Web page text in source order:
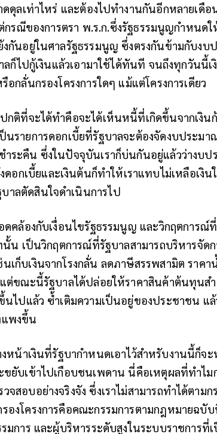
ดดุลเท่าไหร่ และต้องไปทำงานกันอีกหลายเดื
กรณีของการตรา พ.ร.ก.ซึ่งรัฐธรรมนูญกำหนดใ
กันอยู่ในศาลรัฐธรรมนูญ ซึ่งตรงกันข้ามกับงบ
ไปกู้เงินแล้วเอามาใช้ได้ทันที จนถึงทุกวันนี้เ
กลั่นกรองโครงการใดๆ แม้แต่โครงการเดียว
กติที่จะได้ทำคือจะได้เห็นหนี้ที่เกิดขึ้นจากเงิน
รายการดอกเบี้ยที่รัฐบาลจะต้องจัดงบประมา
ระคืน ซึ่งในปัจจุบันเราก็บ่นกันอยู่แล้วว่างบป
กเบี้ยและเงินต้นก็ทำให้เราแทบไม่เหลือเงิน
ลตัดสินใจดำเนินการไป
ดคล้องกับเงื่อนไขรัฐธรรมนูญ และวิกฤตการณ์
น เป็นวิกฤตการณ์ที่รัฐบาลสามารถบริหารจัดก
ก็บเงินจากโรงกลั่น ลดภาษีสรรพสามิต ราค
ต่ขณะนี้รัฐบาลได้ปล่อยให้ราคาสินค้าต้นทุนส
ไปแล้ว ซ้ำเติมความเป็นอยู่ของประชาชน แ
แพงขึ้น
หน้าเงินที่รัฐบากำหนดเอาไว้สำหรับงานนี้ก็จ
ยับเข้าไปเกือบชนเพดาน นี่คือเหตุผลที่ทำไม
สอบอย่างจริงจัง ซึ่งเราไม่สามารถทำได้ตามก
งโครงการคือคณะกรรมการตามกฎหมายฉบั
มการ และผู้บริหารระดับสูงในระบบราชการที่